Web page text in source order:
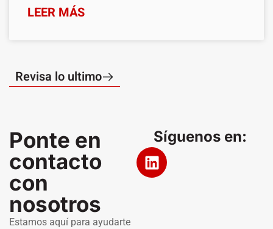
LEER MÁS
Revisa lo ultimo
Ponte en
contacto
con
nosotros
Estamos aquí para ayudarte
Síguenos en: